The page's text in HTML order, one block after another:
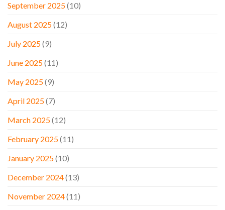
September 2025(10)
August 2025(12)
July 2025(9)
June 2025(11)
May 2025(9)
April 2025(7)
March 2025(12)
February 2025(11)
January 2025(10)
December 2024(13)
November 2024(11)